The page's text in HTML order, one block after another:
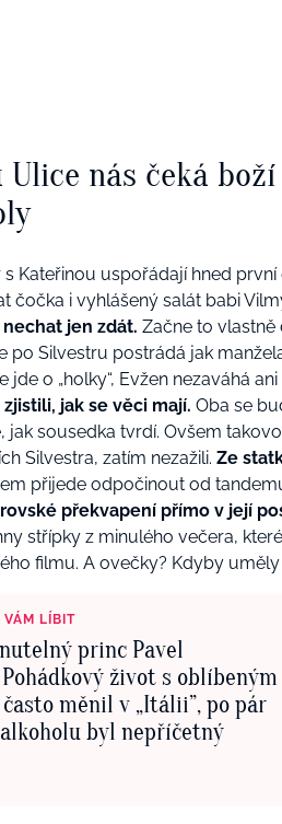
Ulice nás čeká
Kateřinou uspořádají hned
čočka i vyhlášený salát babi
jen zdát. Začne to
po Silvestru postrádá jak
jde o „holky“, Evžen nezaváhá
jak se věci mají. Oba se
jak sousedka tvrdí. Ovšem
Silvestra, zatím nezažili. Ze
přijede odpočinout od
překvapení přímo v její
střípky z minulého večera,
filmu. A ovečky? Kdyby
VÁM LÍBIT
princ Pavel
život s oblíbeným
měnil v „Itálii”, po pár
byl nepříčetný